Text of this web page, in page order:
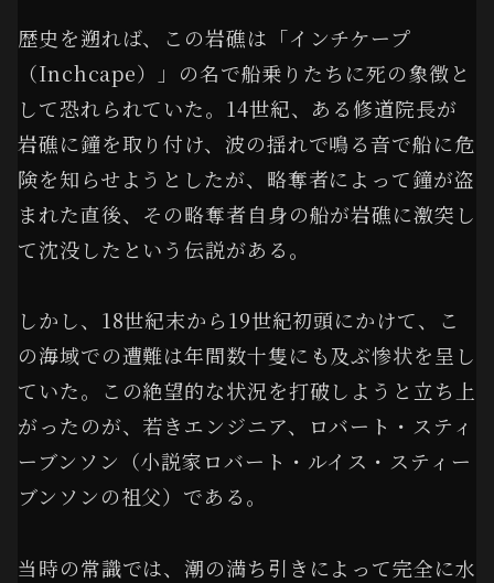
歴史を遡れば、この岩礁は「インチケープ
（Inchcape）」の名で船乗りたちに死の象徴と
して恐れられていた。14世紀、ある修道院長が
岩礁に鐘を取り付け、波の揺れで鳴る音で船に危
険を知らせようとしたが、略奪者によって鐘が盗
まれた直後、その略奪者自身の船が岩礁に激突し
て沈没したという伝説がある。
しかし、18世紀末から19世紀初頭にかけて、こ
の海域での遭難は年間数十隻にも及ぶ惨状を呈し
ていた。この絶望的な状況を打破しようと立ち上
がったのが、若きエンジニア、ロバート・スティ
ーブンソン（小説家ロバート・ルイス・スティー
ブンソンの祖父）である。
当時の常識では、潮の満ち引きによって完全に水